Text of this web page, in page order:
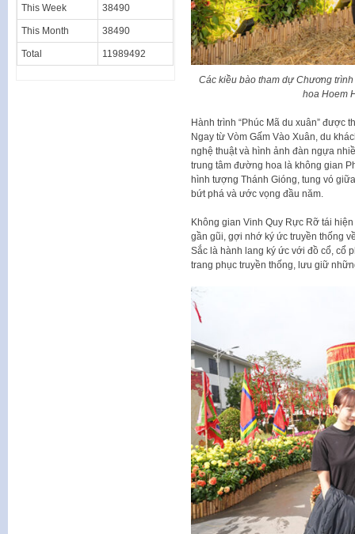
Các kiều bào tham dự Chương
hoa Hoem
Hành trình “Phúc Mã du xuân” được
Ngay từ Vòm Gấm Vào Xuân, du
nghệ thuật và hình ảnh đàn ngựa
trung tâm đường hoa là không gian
hình tượng Thánh Gióng, tung vó
bứt phá và ước vọng đầu năm.
Không gian Vinh Quy Rực Rỡ tái
gần gũi, gợi nhớ ký ức truyền thống
Sắc là hành lang ký ức với đồ cổ, cổ
trang phục truyền thống, lưu giữ
This Week 38490
This Month 38490
Total 11989492